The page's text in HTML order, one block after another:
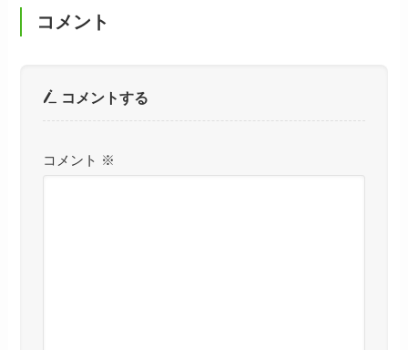
コメント
コメントする
コメント ※